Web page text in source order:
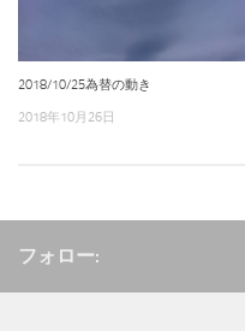
2018/10/25為替の動き
2018年10月26日
フォロー: